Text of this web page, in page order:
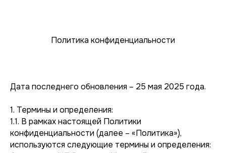
Политика конфиденциальности
Дата последнего обновления – 25 мая 2025 года.
1. Термины и определения:
1.1. В рамках настоящей Политики
конфиденциальности (далее – «Политика»),
используются следующие термины и определения: